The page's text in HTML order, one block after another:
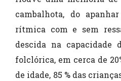
cambalhota, do
rítmica com e sem
descida na
folclórica, em cerca de
de idade, 85 % das